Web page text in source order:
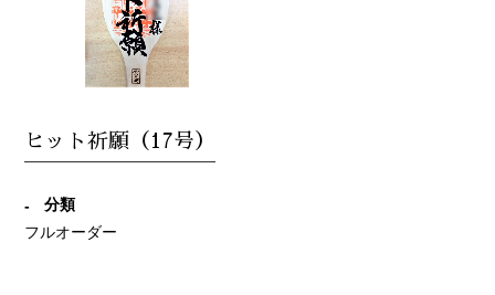
ヒット祈願（17号）
分類
フルオーダー